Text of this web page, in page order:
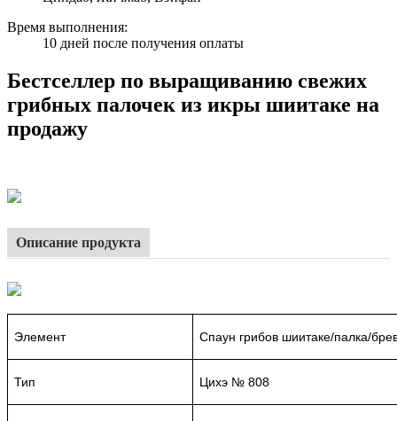
Время выполнения:
10 дней после получения оплаты
Бестселлер по выращиванию свежих
грибных палочек из икры шиитаке на
продажу
Описание продукта
Элемент Спаун грибов шиитаке/палка/
Тип Цихэ № 808